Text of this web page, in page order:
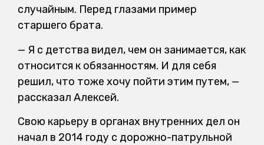
случайным. Перед глазами пример
старшего брата.
— Я с детства видел, чем он занимается, как
относится к обязанностям. И для себя
решил, что тоже хочу пойти этим путем, —
рассказал Алексей.
Свою карьеру в органах внутренних дел он
начал в 2014 году с дорожно-патрульной